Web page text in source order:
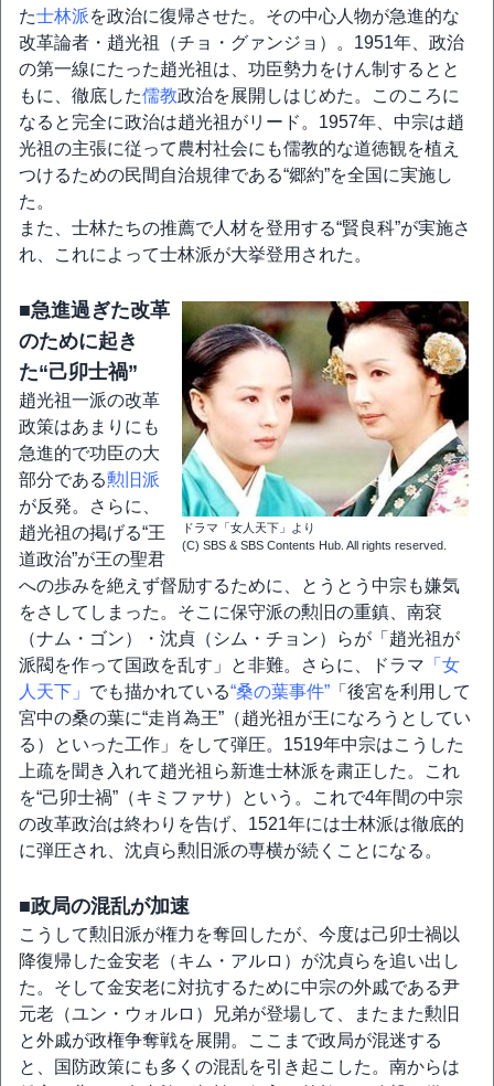
た士林派を政治に復帰させた。その中心人物が急進的な
改革論者・趙光祖（チョ・グァンジョ）。1951年、政治
の第一線にたった趙光祖は、功臣勢力をけん制するとと
もに、徹底した儒教政治を展開しはじめた。このころに
なると完全に政治は趙光祖がリード。1957年、中宗は趙
光祖の主張に従って農村社会にも儒教的な道徳観を植え
つけるための民間自治規律である“郷約”を全国に実施し
た。
また、士林たちの推薦で人材を登用する“賢良科”が実施さ
れ、これによって士林派が大挙登用された。
ドラマ「女人天下」より
(C) SBS & SBS Contents Hub. All rights reserved.
■急進過ぎた改革
のために起き
た“己卯士禍”
趙光祖一派の改革
政策はあまりにも
急進的で功臣の大
部分である勲旧派
が反発。さらに、
趙光祖の掲げる“王
道政治”が王の聖君
への歩みを絶えず督励するために、とうとう中宗も嫌気
をさしてしまった。そこに保守派の勲旧の重鎮、南袞
（ナム・ゴン）・沈貞（シム・チョン）らが「趙光祖が
派閥を作って国政を乱す」と非難。さらに、ドラマ 「女
人天下」 でも描かれている“桑の葉事件” 「後宮を利用して
宮中の桑の葉に“走肖為王”（趙光祖が王になろうとしてい
る）といった工作」をして弾圧。1519年中宗はこうした
上疏を聞き入れて趙光祖ら新進士林派を粛正した。これ
を“己卯士禍”（キミファサ）という。これで4年間の中宗
の改革政治は終わりを告げ、1521年には士林派は徹底的
に弾圧され、沈貞ら勲旧派の専横が続くことになる。
■政局の混乱が加速
こうして勲旧派が権力を奪回したが、今度は己卯士禍以
降復帰した金安老（キム・アルロ）が沈貞らを追い出し
た。そして金安老に対抗するために中宗の外戚である尹
元老（ユン・ウォルロ）兄弟が登場して、またまた勲旧
と外戚が政権争奪戦を展開。ここまで政局が混迷する
と、国防政策にも多くの混乱を引き起こした。南からは